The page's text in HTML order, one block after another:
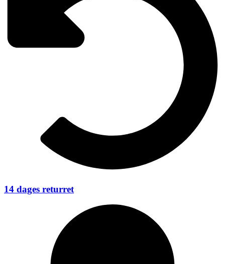
14 dages returret